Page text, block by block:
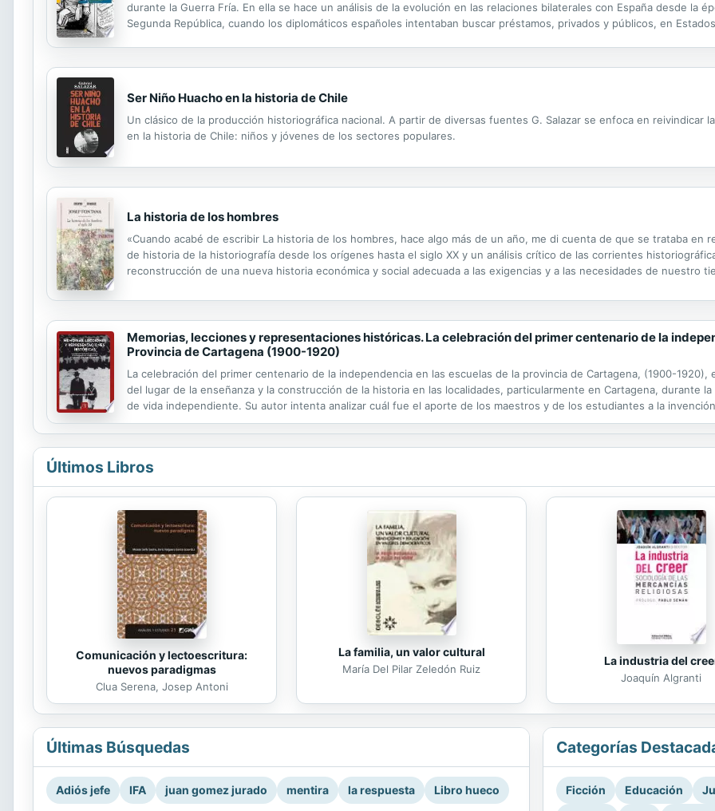
durante la Guerra Fría. En ella se hace un análisis de la evolución en las relaciones bilaterales con España desde la
Segunda República, cuando los diplomáticos españoles intentaban buscar préstamos, privados y públicos, en
Ser Niño Huacho en la historia de Chile
Un clásico de la producción historiográfica nacional. A partir de diversas fuentes G. Salazar se enfoca en reivindicar
en la historia de Chile: niños y jóvenes de los sectores populares.
La historia de los hombres
«Cuando acabé de escribir La historia de los hombres, hace algo más de un año, me di cuenta de que se trataba en
de historia de la historiografía desde los orígenes hasta el siglo XX y un análisis crítico de las corrientes
reconstrucción de una nueva historia económica y social adecuada a las exigencias y a las necesidades de nuestro
Memorias, lecciones y representaciones históricas. La celebración del primer centenario de la
Provincia de Cartagena (1900-1920)
La celebración del primer centenario de la independencia en las escuelas de la provincia de Cartagena, (1900-
del lugar de la enseñanza y la construcción de la historia en las localidades, particularmente en Cartagena, durante
de vida independiente. Su autor intenta analizar cuál fue el aporte de los maestros y de los estudiantes a la
organización de la fiesta centenaria de 1911, por medio de la publicación de cartillas, mapas y anagramas locales,...
Últimos Libros
Comunicación y lectoescritura:
nuevos paradigmas
Clua Serena, Josep Antoni
La familia, un valor cultural
María Del Pilar Zeledón Ruiz
La industria del
Joaquín Algranti
Últimas Búsquedas
Adiós jefe IFA juan gomez jurado mentira la respuesta Libro hueco
Categorías
Ficción Educación